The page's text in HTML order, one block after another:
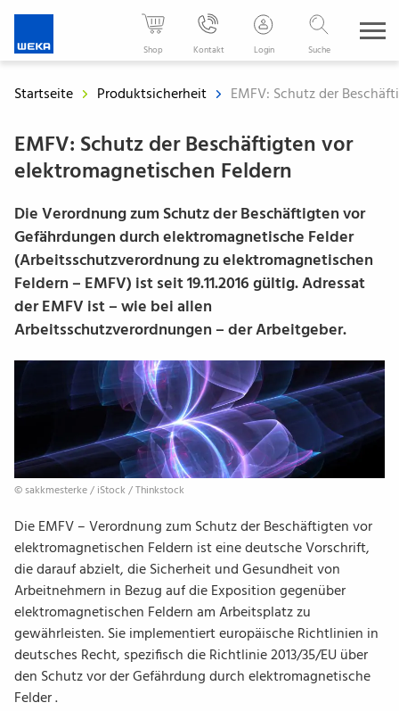
-
Der
für
Ihren
beruflichen
Shop Kontakt Login Suche
Startseite Produktsicherheit EMFV: Schutz der
EMFV: Schutz der Beschäftigten vor
elektromagnetischen Feldern
Die Verordnung zum Schutz der Beschäftigten vor
Gefährdungen durch elektromagnetische Felder
(Arbeitsschutzverordnung zu elektromagnetischen
Feldern – EMFV) ist seit 19.11.2016 gültig. Adressat
der EMFV ist – wie bei allen
Arbeitsschutzverordnungen – der Arbeitgeber.
© sakkmesterke /​ iStock /​ Thinkstock
DieEMFV – Verordnung zum Schutz der Beschäftigten vor
elektromagnetischen Feldern ist eine deutsche Vorschrift,
die darauf abzielt, die Sicherheit und Gesundheit von
Arbeitnehmern in Bezug auf die Exposition gegenüber
elektromagnetischen Feldern am Arbeitsplatz zu
gewährleisten. Sie implementiert europäische Richtlinien in
deutsches Recht, spezifisch die Richtlinie 2013/35/EU über
den Schutz vor der Gefährdung durch elektromagnetische
Felder .